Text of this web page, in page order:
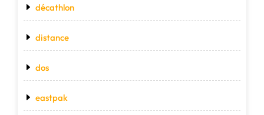
décathlon
distance
dos
eastpak